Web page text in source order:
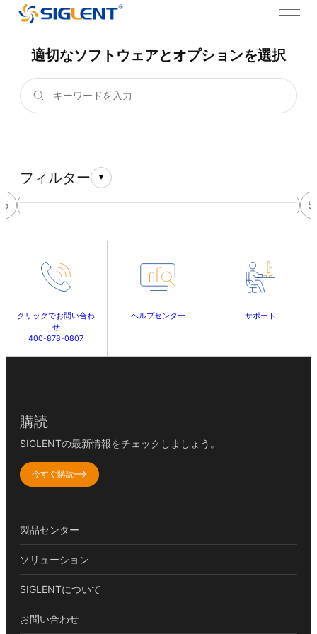
適切なソフトウェアとオプションを選択
フィルター
46 47 48 49 50 51 52 53 54 55
クリックでお問い合わ
せ
400-878-0807
ヘルプセンター サポート
購読
SIGLENTの最新情報をチェックしましょう。
今すぐ購読
製品センター
ソリューション
SIGLENTについて
お問い合わせ